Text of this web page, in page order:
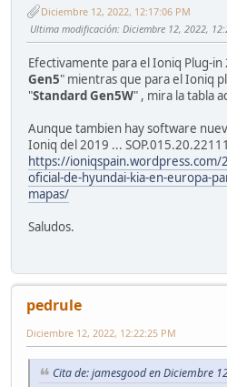
Diciembre 12, 2022, 12:17:06 PM
Ultima modificación: Diciembre 12, 2022,
Efectivamente para el Ioniq Plug-in
Gen5" mientras que para el Ioniq
"Standard Gen5W" , mira la tabla
Aunque tambien hay software
Ioniq del 2019 ...
https://
oficial-de-hyundai-kia-en-europa-
mapas/
Saludos.
pedrule
Diciembre 12, 2022, 12:22:25 PM
Cita de: jamesgood en Diciembre